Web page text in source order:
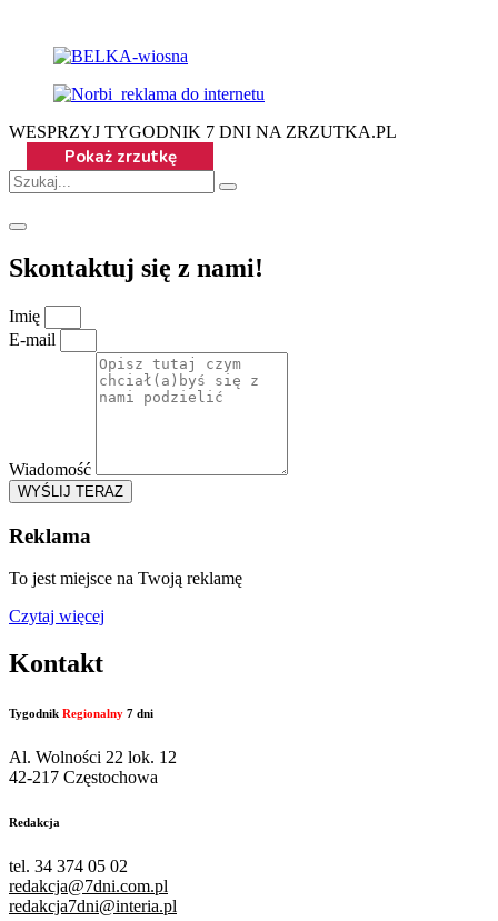
WESPRZYJ TYGODNIK 7 DNI NA ZRZUTKA.PL
Skontaktuj się z nami!
Imię
E-mail
Wiadomość
WYŚLIJ TERAZ
Reklama
To jest miejsce na Twoją reklamę
Czytaj więcej
Kontakt
Tygodnik Regionalny 7 dni
Al. Wolności 22 lok. 12
42-217 Częstochowa
Redakcja
tel. 34 374 05 02
redakcja@7dni.com.pl
redakcja7dni@interia.pl